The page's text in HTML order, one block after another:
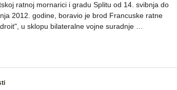
ratnoj mornarici i gradu Splitu od 14. svibnja do
2012. godine, boravio je brod Francuske ratne
u sklopu bilateralne vojne suradnje …